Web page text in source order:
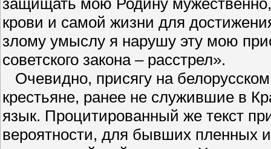
крови и самой жизни для
злому умыслу я нарушу эту мою
советского закона – расстрел».
Очевидно, присягу на
крестьяне, ранее не служившие в
язык. Процитированный же текст
вероятности, для бывших пленных